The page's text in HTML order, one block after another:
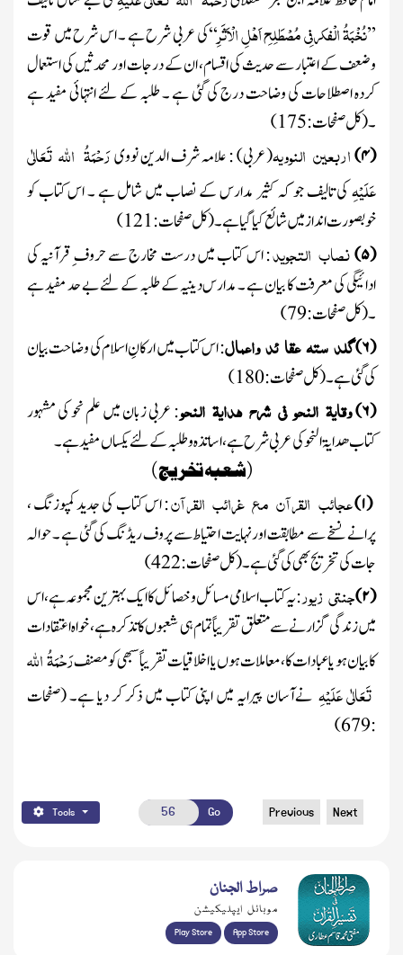
’’نُخْبَۃُ الْفکر فِی مُصْطَلِحِ اَھْلِ الْاَثَرِ‘‘کی عربی شرح ہے ۔ اس شرح میں قوت
وضعف کے اعتبار سے حدیث کی اقسام ، ان کے درجات اور محدثیں کی استعمال
کردہ اصطلاحات کی وضاحت درج کی گئی ہے ۔ طلبہ کے لئے انتہائی مفید ہے
۔(کل صفحات :175
)
(۴)اربعین النوویہ(عربی) : علامہ شرف الدین نوویرَحْمَۃُ اللہ تَعَالٰی
عَلَیْہِکی تالیف جو کہ کثیر مدارس کے نصاب میں شامل ہے ۔ اس کتاب کو
خوبصورت انداز میں شائع کیا گیا ہے ۔(کل صفحات :121
)
(۵)نصاب التجوید: اس کتاب میں درست مخارج سے حروف ِ قرآنیہ کی
ادائیگی کی معرفت کا بیان ہے ۔ مدارس دینیہ کے طلبہ کے لئے بے حد مفید ہے
۔(کل صفحات :79
)
(۶)گلدستہعقا ئدواعمال: اس کتاب میں ارکانِ اسلام کی وضاحت بیان
کی گئی ہے۔(کل صفحات :180
)
(۶)وقایۃ النحو فی شرح ہدایۃ النحو: عربی زبان میں علم نحو کی مشہور
کتاب ھدایۃ النحو کی عربی شرح ہے ، اساتذہ وطلبہ کے لئے یکساں مفید ہے ۔
(شعبہ تخریج )
(۱)عجائب القرآن مع غرائب القرآن:اس کتاب کی جدید کمپوزنگ ،
پرانے نسخے سے مطابقت اور نہایت احتیاط سے پروف ریڈنگ کی گئی ہے ۔ حوالہ
جات کی تخریج بھی کی گئی ہے ۔(کل صفحات :422
)
(۲)جنتیزیور:یہ کتاب اسلامی مسائل و خصائل کا ایک بہترین مجموعہ ہے، اس
میں زندگی گزارنے سے متعلق تقریباًتمام ہی شعبوں کاتذکرہ ہے، خواہ اعتقادات
کا بیان ہو یا عبادات کا، معاملات ہوں یا اخلاقیات تقریباًسبھی کو مصنفرَحْمَۃُ اللہ
تَعَالٰی عَلَیْہِنے آسان پیرایہ میں اپنی کتاب میں ذکر کر دیا ہے۔(صفحات
:
679
)
Tools Go Previous Next
صراط الجنان
موبائل ایپلیکیشن
Play Store App Store